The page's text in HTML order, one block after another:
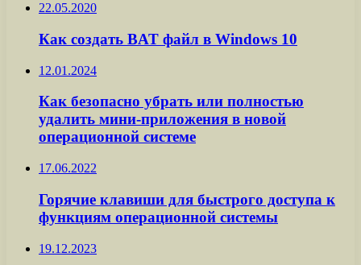
22.05.2020
Как создать BAT файл в Windows 10
12.01.2024
Как безопасно убрать или полностью
удалить мини-приложения в новой
операционной системе
17.06.2022
Горячие клавиши для быстрого доступа к
функциям операционной системы
19.12.2023